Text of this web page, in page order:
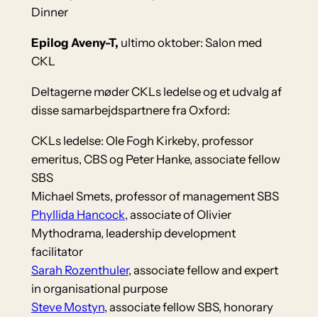
Dinner
Epilog Aveny-T, ultimo oktober: Salon med
CKL
Deltagerne møder CKLs ledelse og et udvalg af
disse samarbejdspartnere fra Oxford:
CKLs ledelse: Ole Fogh Kirkeby, professor
emeritus, CBS og Peter Hanke, associate fellow
SBS
Michael Smets, professor of management SBS
Phyllida Hancock, associate of Olivier
Mythodrama, leadership development
facilitator
Sarah Rozenthuler, associate fellow and expert
in organisational purpose
Steve Mostyn, associate fellow SBS, honorary